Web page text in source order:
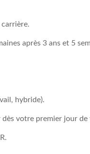
après 3 ans et 5
hybride).
dès votre premier jour de